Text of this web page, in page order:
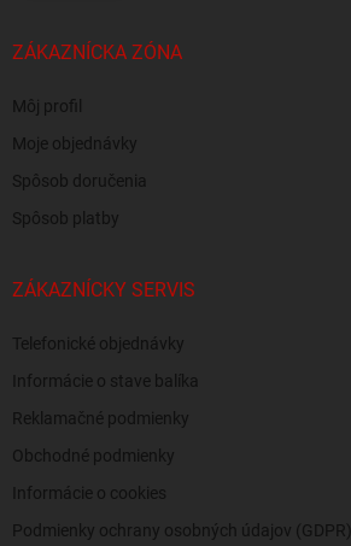
ZÁKAZNÍCKA ZÓNA
Môj profil
Moje objednávky
Spôsob doručenia
Spôsob platby
ZÁKAZNÍCKY SERVIS
Telefonické objednávky
Informácie o stave balíka
Reklamačné podmienky
Obchodné podmienky
Informácie o cookies
Podmienky ochrany osobných údajov (GDPR)